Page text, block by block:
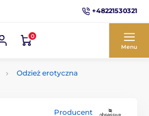
+48221530321
0
Menu
Odzież erotyczna
Producent